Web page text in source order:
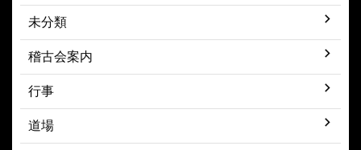
未分類
稽古会案内
行事
道場